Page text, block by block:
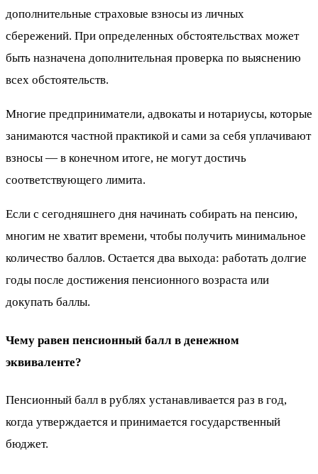
дополнительные страховые взносы из личных
сбережений. При определенных обстоятельствах может
быть назначена дополнительная проверка по выяснению
всех обстоятельств.
Многие предприниматели, адвокаты и нотариусы, которые
занимаются частной практикой и сами за себя уплачивают
взносы — в конечном итоге, не могут достичь
соответствующего лимита.
Если с сегодняшнего дня начинать собирать на пенсию,
многим не хватит времени, чтобы получить минимальное
количество баллов. Остается два выхода: работать долгие
годы после достижения пенсионного возраста или
докупать баллы.
Чему равен пенсионный балл в денежном
эквиваленте?
Пенсионный балл в рублях устанавливается раз в год,
когда утверждается и принимается государственный
бюджет.